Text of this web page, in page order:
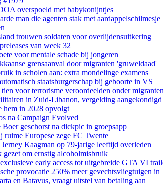
overspoeld met babykonijntjes
man die agenten stak met aardappelschilmesje
trouwen soldaten voor overlijdensuitkering
van week 32
voor mentale schade bij jongeren
grensaanval door migranten 'gruweldaad'
in scholen aan: extra mondelinge examens
staatsburgerschap bij geboorte in VS
tien voor terrorisme veroordeelden onder
in Zuid-Libanon, vergelding aangekondigd
hem in 2028 opvolgt
na Campaign Evolved
geschorst na dickpic in groepsapp
ruime Europese zege FC Twente
Kaagman op 79-jarige leeftijd overleden
gezet om ernstig alcoholmisbruik
early access tot uitgebreide GTA VI
provocatie 250% meer gevechtsvliegtuigen in
en Batavus, vraagt uitstel van betaling aan